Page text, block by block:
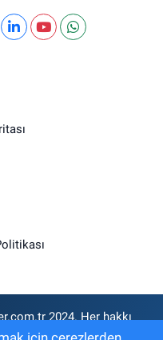
2024. Her hakkı